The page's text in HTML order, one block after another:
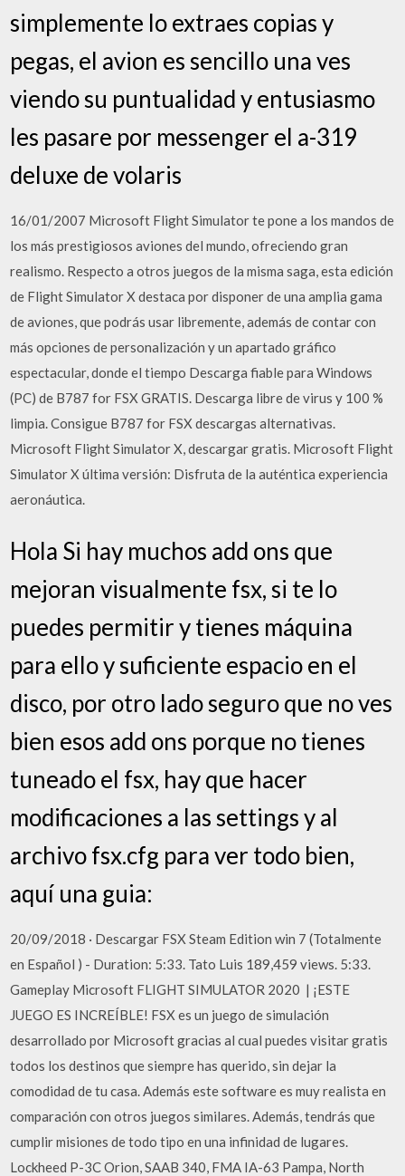
simplemente lo extraes copias y
pegas, el avion es sencillo una ves
viendo su puntualidad y entusiasmo
les pasare por messenger el a-319
deluxe de volaris
16/01/2007 Microsoft Flight Simulator te pone a los mandos de
los más prestigiosos aviones del mundo, ofreciendo gran
realismo. Respecto a otros juegos de la misma saga, esta edición
de Flight Simulator X destaca por disponer de una amplia gama
de aviones, que podrás usar libremente, además de contar con
más opciones de personalización y un apartado gráfico
espectacular, donde el tiempo Descarga fiable para Windows
(PC) de B787 for FSX GRATIS. Descarga libre de virus y 100 %
limpia. Consigue B787 for FSX descargas alternativas.
Microsoft Flight Simulator X, descargar gratis. Microsoft Flight
Simulator X última versión: Disfruta de la auténtica experiencia
aeronáutica.
Hola Si hay muchos add ons que
mejoran visualmente fsx, si te lo
puedes permitir y tienes máquina
para ello y suficiente espacio en el
disco, por otro lado seguro que no ves
bien esos add ons porque no tienes
tuneado el fsx, hay que hacer
modificaciones a las settings y al
archivo fsx.cfg para ver todo bien,
aquí una guia:
20/09/2018 · Descargar FSX Steam Edition win 7 (Totalmente
en Español ) - Duration: 5:33. Tato Luis 189,459 views. 5:33.
Gameplay Microsoft FLIGHT SIMULATOR 2020 ️ | ¡ESTE
JUEGO ES INCREÍBLE! FSX es un juego de simulación
desarrollado por Microsoft gracias al cual puedes visitar gratis
todos los destinos que siempre has querido, sin dejar la
comodidad de tu casa. Además este software es muy realista en
comparación con otros juegos similares. Además, tendrás que
cumplir misiones de todo tipo en una infinidad de lugares.
Lockheed P-3C Orion, SAAB 340, FMA IA-63 Pampa, North